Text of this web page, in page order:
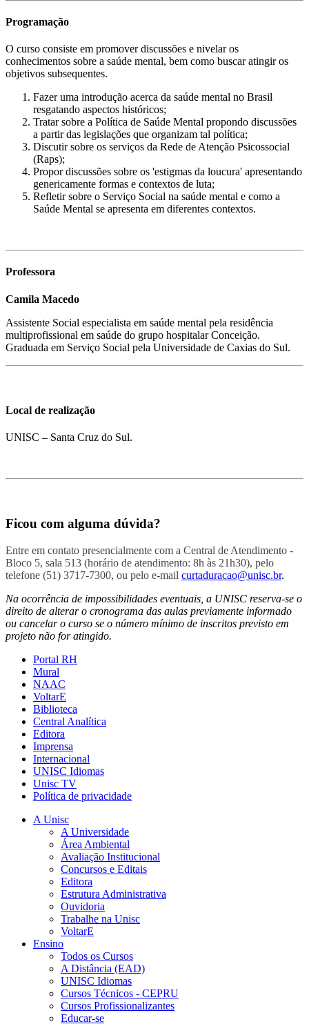
Programação
O curso consiste em promover discussões e nivelar os
conhecimentos sobre a saúde mental, bem como buscar atingir os
objetivos subsequentes.
Fazer uma introdução acerca da saúde mental no Brasil
resgatando aspectos históricos;
Tratar sobre a Política de Saúde Mental propondo discussões
a partir das legislações que organizam tal política;
Discutir sobre os serviços da Rede de Atenção Psicossocial
(Raps);
Propor discussões sobre os 'estigmas da loucura' apresentando
genericamente formas e contextos de luta;
Refletir sobre o Serviço Social na saúde mental e como a
Saúde Mental se apresenta em diferentes contextos.
Professora
Camila Macedo
Assistente Social especialista em saúde mental pela residência
multiprofissional em saúde do grupo hospitalar Conceição.
Graduada em Serviço Social pela Universidade de Caxias do Sul.
Local de realização
UNISC – Santa Cruz do Sul.
Ficou com alguma dúvida?
Entre em contato presencialmente com a Central de Atendimento -
Bloco 5, sala 513 (horário de atendimento: 8h às 21h30), pelo
telefone (51) 3717-7300, ou pelo e-mail curtaduracao@unisc.br.
Na ocorrência de impossibilidades eventuais, a UNISC reserva-se o
direito de alterar o cronograma das aulas previamente informado
ou cancelar o curso se o número mínimo de inscritos previsto em
projeto não for atingido.
Portal RH
Mural
NAAC
VoltarE
Biblioteca
Central Analítica
Editora
Imprensa
Internacional
UNISC Idiomas
Unisc TV
Política de privacidade
A Unisc
A Universidade
Área Ambiental
Avaliação Institucional
Concursos e Editais
Editora
Estrutura Administrativa
Ouvidoria
Trabalhe na Unisc
VoltarE
Ensino
Todos os Cursos
A Distância (EAD)
UNISC Idiomas
Cursos Técnicos - CEPRU
Cursos Profissionalizantes
Educar-se